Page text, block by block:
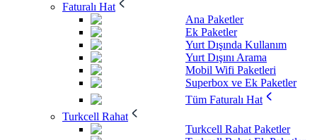
Faturalı Hat
Ana Paketler
Ek Paketler
Yurt Dışında Kullanım
Yurt Dışını Arama
Mobil Wifi Paketleri
Superbox ve Ek Paketler
Tüm Faturalı Hat
Turkcell Rahat
Turkcell Rahat Paketler